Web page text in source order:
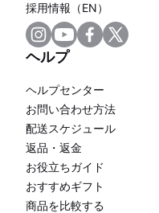
採用情報（EN）
ヘルプ
ヘルプセンター
お問い合わせ方法
配送スケジュール
返品・返金
お役立ちガイド
おすすめギフト
商品を比較する